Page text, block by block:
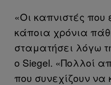
«Οι καπνιστές
κάποια χρόνια
σταματήσει λόγω
ο Siegel. «Πολλοί
που συνεχίζουν να